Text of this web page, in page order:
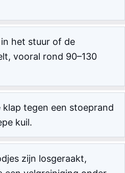
het stuur of de
vooral rond 90–130
klap tegen een stoeprand
kuil.
zijn losgeraakt,